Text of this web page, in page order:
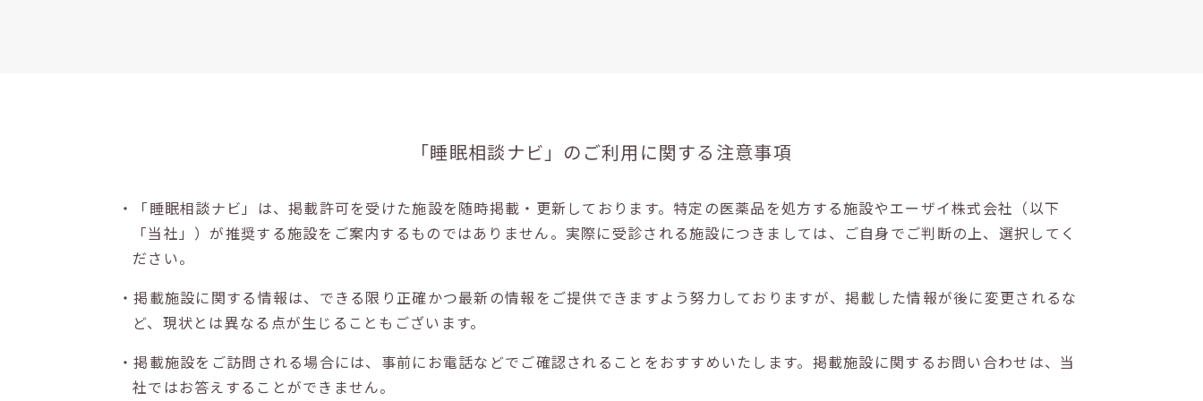
「睡眠相談ナビ」の ご利用に関する注意事項
・「睡眠相談ナビ」は、掲載許可を受けた施設を随時掲載・更新しております。特定の医薬品を処方する施設やエーザイ株式会社（以下
「当社」）が推奨する施設をご案内するものではありません。実際に受診される施設につきましては、ご自身でご判断の上、選択してく
ださい。
・掲載施設に関する情報は、できる限り正確かつ最新の情報をご提供できますよう努力しておりますが、掲載した情報が後に変更されるな
ど、現状とは異なる点が生じることもございます。
・掲載施設をご訪問される場合には、事前にお電話などでご確認されることをおすすめいたします。掲載施設に関するお問い合わせは、当
社ではお答えすることができません。